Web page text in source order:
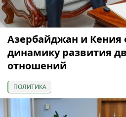
Азербайджан и Кения
динамику развития
отношений
ПОЛИТИКА